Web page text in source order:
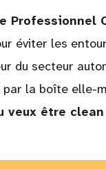
Professionnel
éviter les
du secteur
la boîte elle-
veux être